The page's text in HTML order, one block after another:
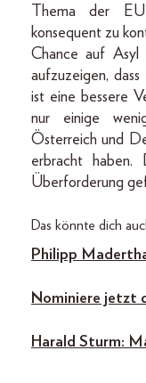
Thema der
konsequent zu
Chance auf Asyl
aufzuzeigen,
ist eine bessere
nur einige
Österreich und
erbracht
Überforderung
Das könnte dich
Philipp
Nominiere jetzt
Harald Sturm: